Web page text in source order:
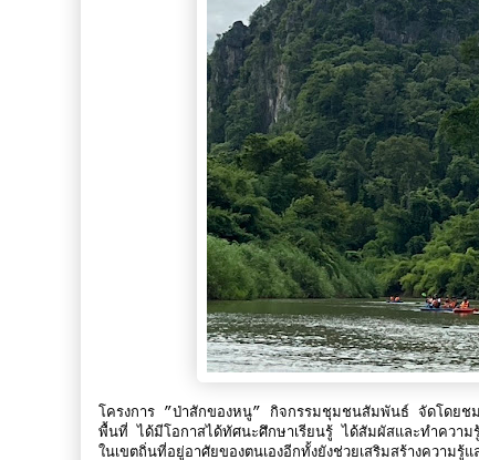
โครงการ ”ป่าสักของหนู” กิจกรรมชุมชนสัมพันธ์ จัดโดยช
พื้นที่ ได้มีโอกาสได้ทัศนะศึกษาเรียนรู้ ได้สัมผัสและทำความ
ในเขตถิ่นที่อยู่อาศัยของตนเองอีกทั้งยังช่วยเสริมสร้างความ